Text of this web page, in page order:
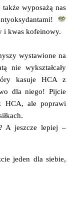
wyposażą nas
i kwas kofeinowy.
wystawione na
nie wykształcały
kasuje HCA z
dla niego! Pijcie
HCA, ale poprawi
A jeszcze lepiej –
jeden dla siebie,